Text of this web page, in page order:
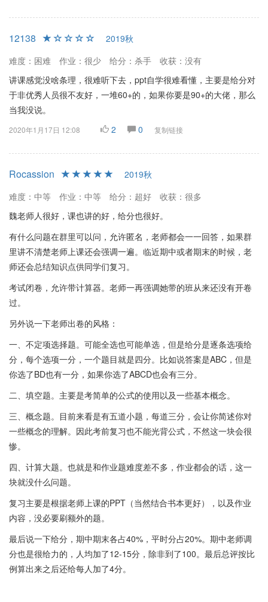
12138
2019秋
难度：困难
作业：很少 给分：杀手
收获：没有
讲课感觉没啥条理，很难听下去，ppt自学很难看懂，主要是给分对
于非优秀人员很不友好，一堆60+的，如果你要是90+的大佬，那么
当我没说。
2020年1月17日 12:08 2 0 复制链接
Rocassion
2019秋
难度：中等
作业：中等 给分：超好
收获：很多
魏老师人很好，课也讲的好，给分也很好。
有什么问题在群里可以问，允许匿名，老师都会一一回答，如果群
里讲不清楚老师上课还会强调一遍。临近期中或者期末的时候，老
师还会总结知识点供同学们复习。
考试闭卷，允许带计算器。老师一再强调她带的班从来还没有开卷
过。
另外说一下老师出卷的风格：
一、不定项选择题。可能全选也可能单选，但是给分是逐条选项给
分，每个选项一分，一个题目就是四分。比如说答案是ABC，但是
你选了BD也有一分，如果你选了ABCD也会有三分。
二、填空题。主要是考简单的公式的使用以及一些基本概念。
三、概念题。目前来看是有五道小题，每道三分，会让你简述你对
一些概念的理解。因此考前复习也不能光背公式，不然这一块会很
惨。
四、计算大题。也就是和作业题难度差不多，作业都会的话，这一
块就没什么问题。
复习主要是根据老师上课的PPT（当然结合书本更好），以及作业
内容，没必要刷额外的题。
最后说一下给分，期中期末各占40%，平时分占20%。期中老师调
分也是很给力的，人均加了12-15分，除非到了100。最后总评按比
例算出来之后还给每人加了4分。